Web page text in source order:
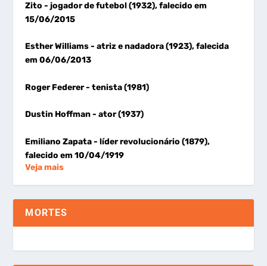
Zito- jogador de futebol (1932), falecido em
15/06/2015
Esther Williams- atriz e nadadora (1923), falecida
em 06/06/2013
Roger Federer- tenista (1981)
Dustin Hoffman- ator (1937)
Emiliano Zapata- líder revolucionário (1879),
falecido em 10/04/1919
Veja mais
MORTES